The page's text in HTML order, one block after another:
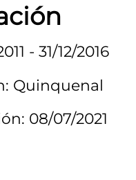
- 31/12/2016
Quinquenal
08/07/2021